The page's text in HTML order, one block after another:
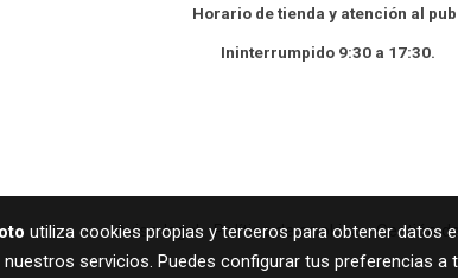
Horario de tienda y atención al
Ininterrumpido 9:30 a 17:30.
Aviso legal Política de cookies Gestión
utiliza cookies propias y terceros para obtener datos
servicios. Puedes configurar tus preferencias a